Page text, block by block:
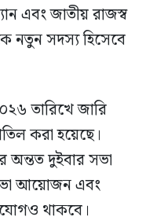
এবং জাতীয় রাজস্ব
নতুন সদস্য হিসেবে
তারিখে জারি
করা হয়েছে।
দুইবার সভা
আয়োজন এবং
থাকবে।